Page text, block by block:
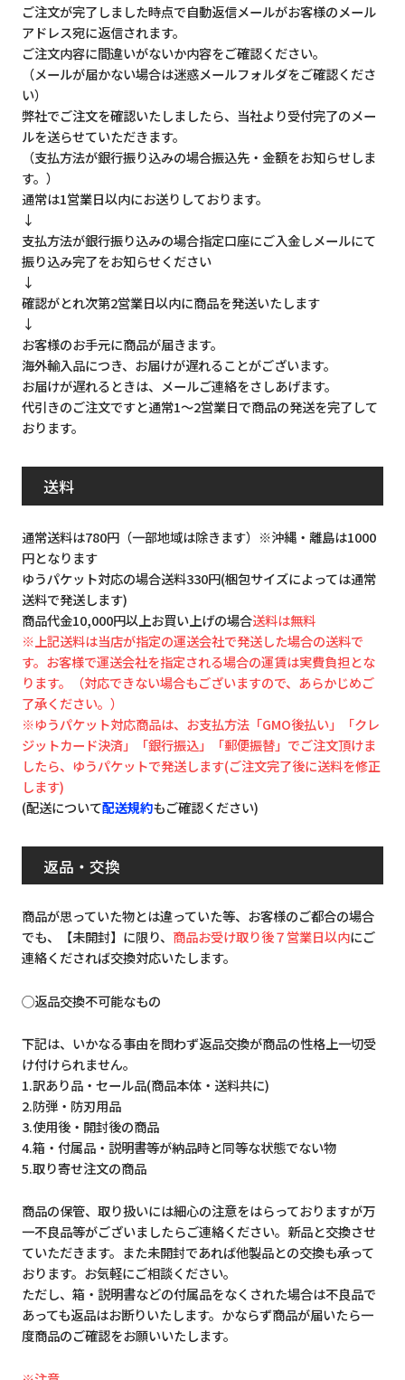
ご注文が完了しました時点で自動返信メールがお客様のメール
アドレス宛に返信されます。
ご注文内容に間違いがないか内容をご確認ください。
（メールが届かない場合は迷惑メールフォルダをご確認くださ
い）
弊社でご注文を確認いたしましたら、当社より受付完了のメー
ルを送らせていただきます。
（支払方法が銀行振り込みの場合振込先・金額をお知らせしま
す。）
通常は1営業日以内にお送りしております。
↓
支払方法が銀行振り込みの場合指定口座にご入金しメールにて
振り込み完了をお知らせください
↓
確認がとれ次第2営業日以内に商品を発送いたします
↓
お客様のお手元に商品が届きます。
海外輸入品につき、お届けが遅れることがございます。
お届けが遅れるときは、メールご連絡をさしあげます。
代引きのご注文ですと通常1～2営業日で商品の発送を完了して
おります。
送料
通常送料は780円（一部地域は除きます）※沖縄・離島は1000
円となります
ゆうパケット対応の場合送料330円(梱包サイズによっては通常
送料で発送します)
商品代金10,000円以上お買い上げの場合送料は無料
※上記送料は当店が指定の運送会社で発送した場合の送料で
す。お客様で運送会社を指定される場合の運賃は実費負担とな
ります。（対応できない場合もございますので、あらかじめご
了承ください。）
※ゆうパケット対応商品は、お支払方法「GMO後払い」「クレ
ジットカード決済」「銀行振込」「郵便振替」でご注文頂けま
したら、ゆうパケットで発送します(ご注文完了後に送料を修正
します)
(配送について配送規約もご確認ください)
返品・交換
商品が思っていた物とは違っていた等、お客様のご都合の場合
でも、【未開封】に限り、 商品お受け取り後７営業日以内にご
連絡くだされば交換対応いたします。
◯返品交換不可能なもの
下記は、いかなる事由を問わず返品交換が商品の性格上一切受
け付けられません。
1.訳あり品・セール品(商品本体・送料共に)
2.防弾・防刃用品
3.使用後・開封後の商品
4.箱・付属品・説明書等が納品時と同等な状態でない物
5.取り寄せ注文の商品
商品の保管、取り扱いには細心の注意をはらっておりますが万
一不良品等がございましたらご連絡ください。新品と交換させ
ていただきます。また未開封であれば他製品との交換も承って
おります。お気軽にご相談ください。
ただし、箱・説明書などの付属品をなくされた場合は不良品で
あっても返品はお断りいたします。かならず商品が届いたら一
度商品のご確認をお願いいたします。